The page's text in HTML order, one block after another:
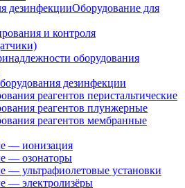
Оборудование для
и контроля
оборудования
дезинфекции
реагентов перистальтические
реагентов плунжерные
реагентов мембранные
— ионизация
— озонаторы
— ультрафиолетовые установки
— электролизёры